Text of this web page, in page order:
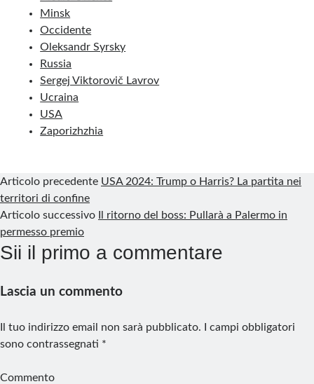
Minsk
Occidente
Oleksandr Syrsky
Russia
Sergej Viktorovič Lavrov
Ucraina
USA
Zaporizhzhia
Articolo precedente USA 2024: Trump o Harris? La partita nei
territori di confine
Articolo successivo
Il ritorno del boss: Pullarà a Palermo in
permesso premio
Sii il primo a commentare
Lascia un commento
Il tuo indirizzo email non sarà pubblicato.
I campi obbligatori
sono contrassegnati *
Commento